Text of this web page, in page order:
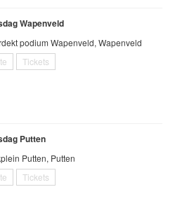
Wapenveld
podium Wapenveld, Wapenveld
Tickets
Putten
Putten, Putten
Tickets